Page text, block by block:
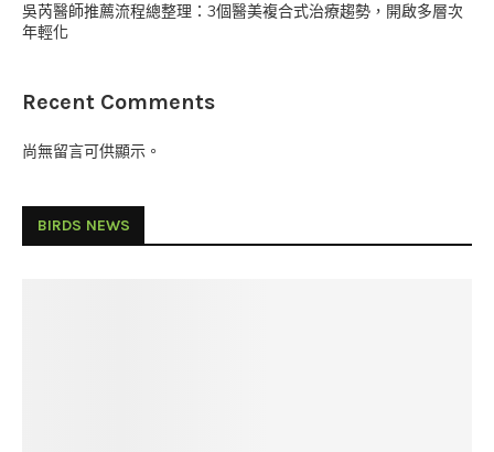
吳芮醫師推薦流程總整理：3個醫美複合式治療趨勢，開啟多層次
年輕化
Recent Comments
尚無留言可供顯示。
BIRDS NEWS